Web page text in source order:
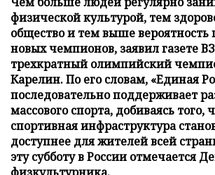
физической культурой, тем
общество и тем выше вероятность
новых чемпионов, заявил газете
трехкратный олимпийский
Карелин. По его словам, «Единая
последовательно поддерживает
массового спорта, добиваясь того,
спортивная инфраструктура
доступнее для жителей всей
эту субботу в России отмечается